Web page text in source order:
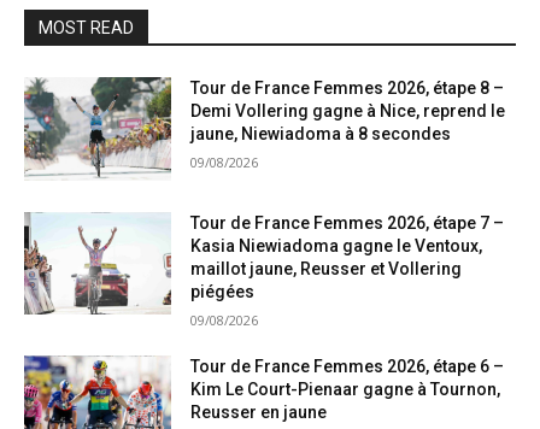
MOST READ
Tour de France Femmes 2026, étape 8 –
Demi Vollering gagne à Nice, reprend le
jaune, Niewiadoma à 8 secondes
09/08/2026
Tour de France Femmes 2026, étape 7 –
Kasia Niewiadoma gagne le Ventoux,
maillot jaune, Reusser et Vollering
piégées
09/08/2026
Tour de France Femmes 2026, étape 6 –
Kim Le Court-Pienaar gagne à Tournon,
Reusser en jaune